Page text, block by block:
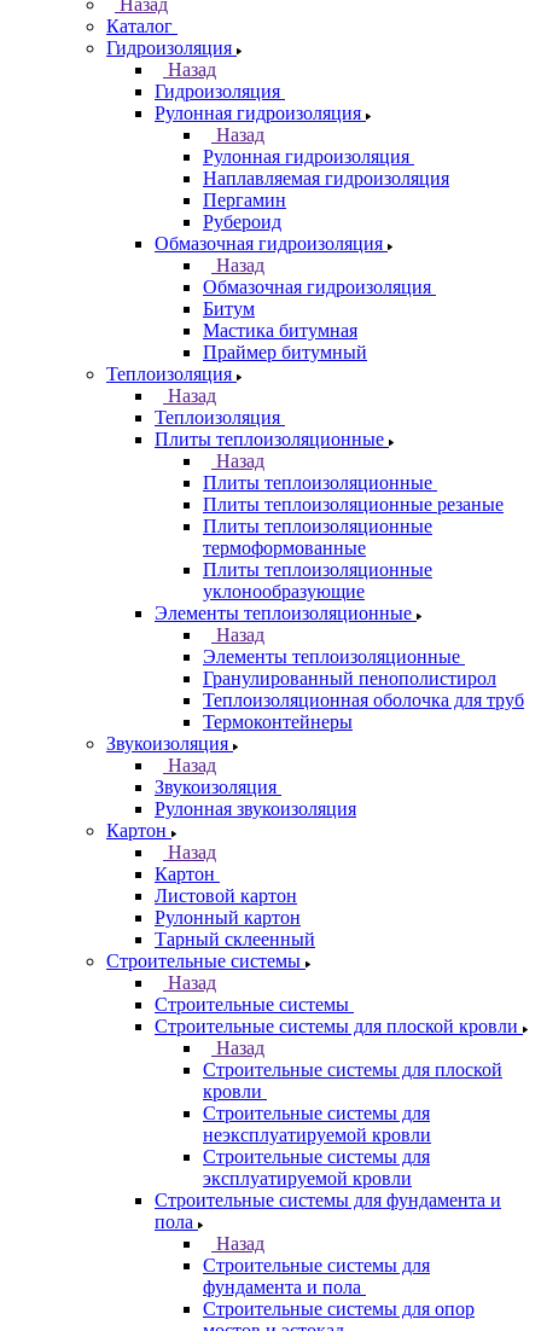
Назад
Каталог
Гидроизоляция
Назад
Гидроизоляция
Рулонная гидроизоляция
Назад
Рулонная гидроизоляция
Наплавляемая гидроизоляция
Пергамин
Рубероид
Обмазочная гидроизоляция
Назад
Обмазочная гидроизоляция
Битум
Мастика битумная
Праймер битумный
Теплоизоляция
Назад
Теплоизоляция
Плиты теплоизоляционные
Назад
Плиты теплоизоляционные
Плиты теплоизоляционные резаные
Плиты теплоизоляционные
термоформованные
Плиты теплоизоляционные
уклонообразующие
Элементы теплоизоляционные
Назад
Элементы теплоизоляционные
Гранулированный пенополистирол
Теплоизоляционная оболочка для труб
Термоконтейнеры
Звукоизоляция
Назад
Звукоизоляция
Рулонная звукоизоляция
Картон
Назад
Картон
Листовой картон
Рулонный картон
Тарный склеенный
Строительные системы
Назад
Строительные системы
Строительные системы для плоской кровли
Назад
Строительные системы для плоской
кровли
Строительные системы для
неэксплуатируемой кровли
Строительные системы для
эксплуатируемой кровли
Строительные системы для фундамента и
пола
Назад
Строительные системы для
фундамента и пола
Строительные системы для опор